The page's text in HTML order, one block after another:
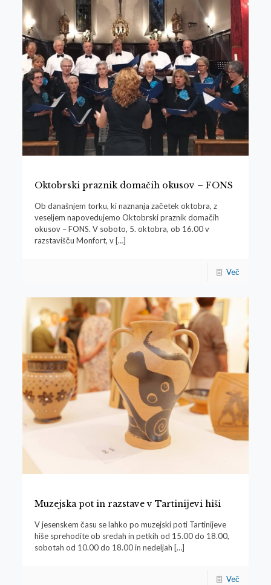
Oktobrski praznik domačih okusov – FONS
Ob današnjem torku, ki naznanja začetek oktobra, z
veseljem napovedujemo Oktobrski praznik domačih
okusov – FONS. V soboto, 5. oktobra, ob 16.00 v
razstavišču Monfort, v[…]
Več
Muzejska pot in razstave v Tartinijevi hiši
V jesenskem času se lahko po muzejski poti Tartinijeve
hiše sprehodite ob sredah in petkih od 15.00 do 18.00,
sobotah od 10.00 do 18.00 in nedeljah […]
Več